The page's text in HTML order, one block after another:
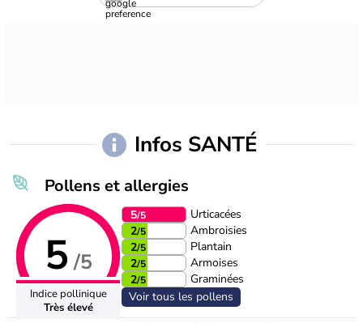
Infos SANTÉ
Pollens et allergies
5 /5
Indice pollinique
Très élevé
5/5
Urticacées
2/5
Ambroisies
2/5
Plantain
2/5
Armoises
2/5
Graminées
Voir tous les pollens